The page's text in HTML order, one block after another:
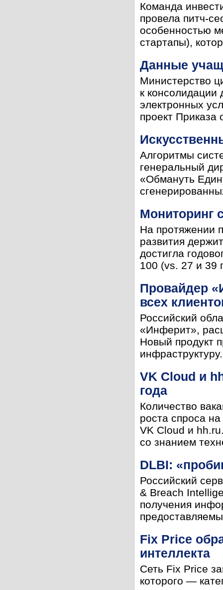
Команда
провела питч-
особенностью
стартапы),
Данные
Министерство
к консолидации
электронных
проект
Алгоритмы
генеральный
«Обмануть
Мониторинг
На протяжении
развития
достигла
100 (vs. 27 и 39
Провайдер
всех
Российский
«Инферит»,
Новый продукт
VK Cloud и
года
Количество
роста спроса
VK Cloud и
со знанием
DLBI:
Российский
& Breach
получения
Fix Price
интеллекта
Сеть Fix Price
которого —